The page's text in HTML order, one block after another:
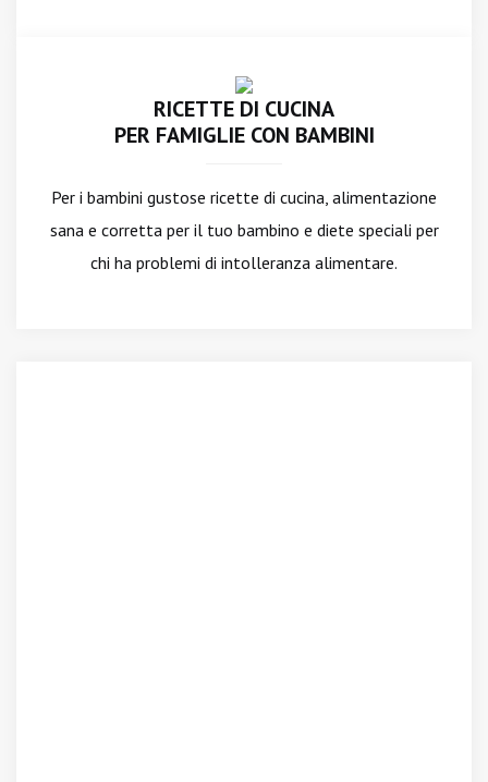
RICETTE DI CUCINA
PER FAMIGLIE CON BAMBINI
Per i bambini gustose ricette di cucina, alimentazione
sana e corretta per il tuo bambino e diete speciali per
chi ha problemi di intolleranza alimentare.